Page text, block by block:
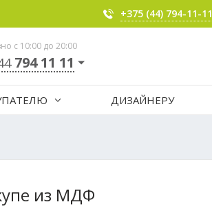
+375 (44) 794-11-11
с 10:00 до 20:00
794 11 11
ДИЗАЙНЕРУ
из МДФ